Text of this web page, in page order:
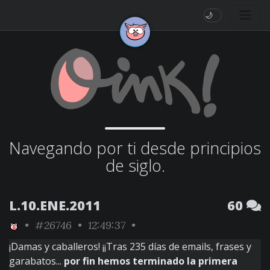
🌙
Navegando por ti desde principios
de siglo.
L.10.ENE.2011 60
• #26746 • 12:49:37 •
¡Damas y caballeros! ¡¡Tras 235 días de emails, frases y
garabatos... por fin hemos terminado la primera